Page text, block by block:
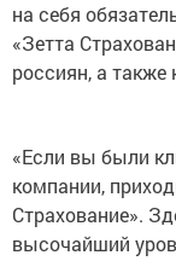
на себя
«Зетта
россиян, а также
«Если вы были
компании,
Страхование».
высочайший